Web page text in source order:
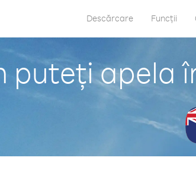
Descărcare Funcții
puteți apela